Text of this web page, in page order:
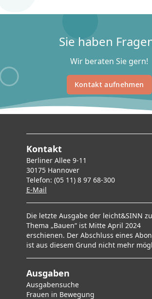
Sie haben
Wir beraten Sie gern!
Kontakt aufnehmen
Kontakt
Berliner Allee 9-11
30175 Hannover
Telefon: (05 11) 8 97 68-300
E-Mail
Die letzte Ausgabe der leicht&SINN
Thema „Bauen“ ist Mitte April 2024
erschienen. Der Abschluss eines
ist aus diesem Grund nicht mehr
Ausgaben
Ausgabensuche
Frauen in Bewegung